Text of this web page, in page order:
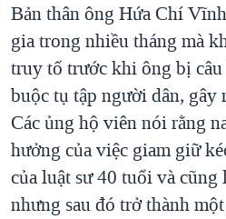
Bản thân ông Hứa Chí
gia trong nhiều tháng mà
truy tố trước khi ông bị
buộc tụ tập người dân, gây
Các ủng hộ viên nói rằng
hưởng của việc giam giữ
của luật sư 40 tuổi và
nhưng sau đó trở thành